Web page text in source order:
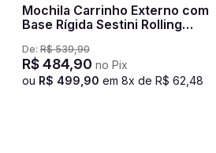
Mochila Carrinho Externo com
Base Rígida Sestini Rolling
De: R$ 539,90
R$484,90 no Pix
ou R$ 499 90 em 8x de R$ 62 48